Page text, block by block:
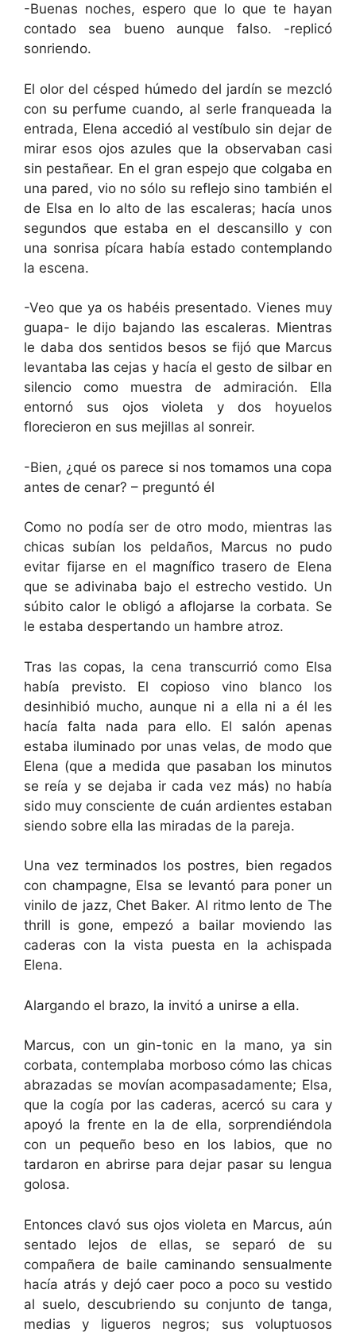
-Buenas noches, espero que lo que te hayan
contado sea bueno aunque falso. -replicó
sonriendo.
El olor del césped húmedo del jardín se mezcló
con su perfume cuando, al serle franqueada la
entrada, Elena accedió al vestíbulo sin dejar de
mirar esos ojos azules que la observaban casi
sin pestañear. En el gran espejo que colgaba en
una pared, vio no sólo su reflejo sino también el
de Elsa en lo alto de las escaleras; hacía unos
segundos que estaba en el descansillo y con
una sonrisa pícara había estado contemplando
la escena.
-Veo que ya os habéis presentado. Vienes muy
guapa- le dijo bajando las escaleras. Mientras
le daba dos sentidos besos se fijó que Marcus
levantaba las cejas y hacía el gesto de silbar en
silencio como muestra de admiración. Ella
entornó sus ojos violeta y dos hoyuelos
florecieron en sus mejillas al sonreir.
-Bien, ¿qué os parece si nos tomamos una copa
antes de cenar? – preguntó él
Como no podía ser de otro modo, mientras las
chicas subían los peldaños, Marcus no pudo
evitar fijarse en el magnífico trasero de Elena
que se adivinaba bajo el estrecho vestido. Un
súbito calor le obligó a aflojarse la corbata. Se
le estaba despertando un hambre atroz.
Tras las copas, la cena transcurrió como Elsa
había previsto. El copioso vino blanco los
desinhibió mucho, aunque ni a ella ni a él les
hacía falta nada para ello. El salón apenas
estaba iluminado por unas velas, de modo que
Elena (que a medida que pasaban los minutos
se reía y se dejaba ir cada vez más) no había
sido muy consciente de cuán ardientes estaban
siendo sobre ella las miradas de la pareja.
Una vez terminados los postres, bien regados
con champagne, Elsa se levantó para poner un
vinilo de jazz, Chet Baker. Al ritmo lento de The
thrill is gone, empezó a bailar moviendo las
caderas con la vista puesta en la achispada
Elena.
Alargando el brazo, la invitó a unirse a ella.
Marcus, con un gin-tonic en la mano, ya sin
corbata, contemplaba morboso cómo las chicas
abrazadas se movían acompasadamente; Elsa,
que la cogía por las caderas, acercó su cara y
apoyó la frente en la de ella, sorprendiéndola
con un pequeño beso en los labios, que no
tardaron en abrirse para dejar pasar su lengua
golosa.
Entonces clavó sus ojos violeta en Marcus, aún
sentado lejos de ellas, se separó de su
compañera de baile caminando sensualmente
hacía atrás y dejó caer poco a poco su vestido
al suelo, descubriendo su conjunto de tanga,
medias y ligueros negros; sus voluptuosos